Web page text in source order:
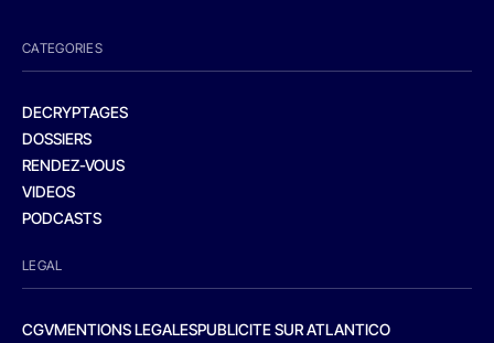
CATEGORIES
DECRYPTAGES
DOSSIERS
RENDEZ-VOUS
VIDEOS
PODCASTS
LEGAL
CGVMENTIONS LEGALESPUBLICITE SUR ATLANTICO